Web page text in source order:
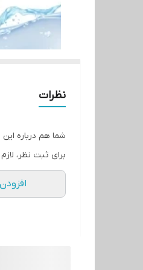
نظرات
شما هم درباره
برای ثبت نظر،